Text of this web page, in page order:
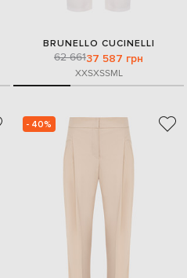
BRUNELLO CUCINELLI
62 66137 587 грн
XXSXSSML
- 40%